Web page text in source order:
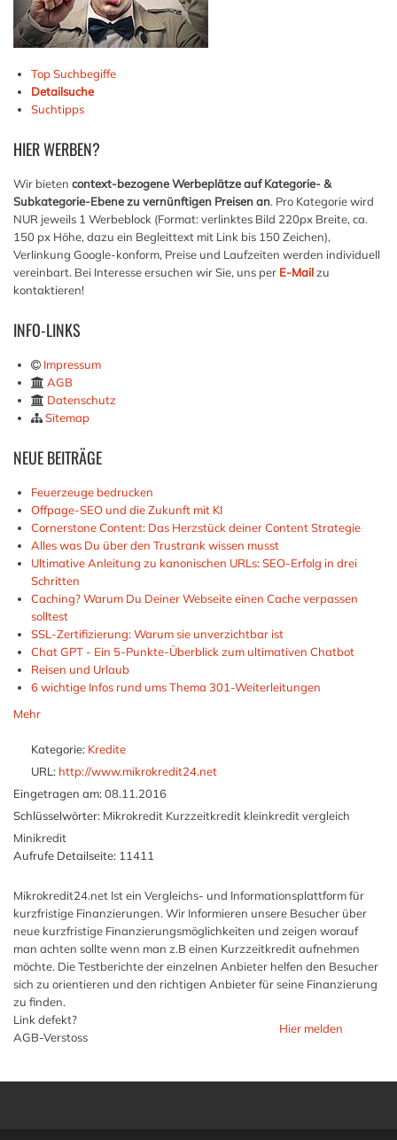
Top Suchbegiffe
Detailsuche
Suchtipps
HIERWERBEN?
Wir bieten context-bezogene Werbeplätze auf Kategorie- &
Subkategorie-Ebene zu vernünftigen Preisen an. Pro Kategorie wird
NUR jeweils 1 Werbeblock (Format: verlinktes Bild 220px Breite, ca.
150 px Höhe, dazu ein Begleittext mit Link bis 150 Zeichen),
Verlinkung Google-konform, Preise und Laufzeiten werden individuell
vereinbart. Bei Interesse ersuchen wir Sie, uns per E-Mailzu
kontaktieren!
INFO-LINKS
Impressum
AGB
Datenschutz
Sitemap
NEUEBEITRÄGE
Feuerzeuge bedrucken
Offpage-SEO und die Zukunft mit KI
Cornerstone Content: Das Herzstück deiner Content Strategie
Alles was Du über den Trustrank wissen musst
Ultimative Anleitung zu kanonischen URLs: SEO-Erfolg in drei
Schritten
Caching? Warum Du Deiner Webseite einen Cache verpassen
solltest
SSL-Zertifizierung: Warum sie unverzichtbar ist
Chat GPT - Ein 5-Punkte-Überblick zum ultimativen Chatbot
Reisen und Urlaub
6 wichtige Infos rund ums Thema 301-Weiterleitungen
Mehr
Kategorie: Kredite
URL: http://www.mikrokredit24.net
Eingetragen am: 08.11.2016
Schlüsselwörter: Mikrokredit Kurzzeitkredit kleinkredit vergleich
Minikredit
Aufrufe Detailseite: 11411
Mikrokredit24.net Ist ein Vergleichs- und Informationsplattform für
kurzfristige Finanzierungen. Wir Informieren unsere Besucher über
neue kurzfristige Finanzierungsmöglichkeiten und zeigen worauf
man achten sollte wenn man z.B einen Kurzzeitkredit aufnehmen
möchte. Die Testberichte der einzelnen Anbieter helfen den Besucher
sich zu orientieren und den richtigen Anbieter für seine Finanzierung
zu finden.
Link defekt?
AGB-Verstoss
Hier melden